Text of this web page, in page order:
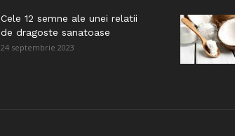
Cele 12 semne ale unei relatii
de dragoste sanatoase
24 septembrie 2023